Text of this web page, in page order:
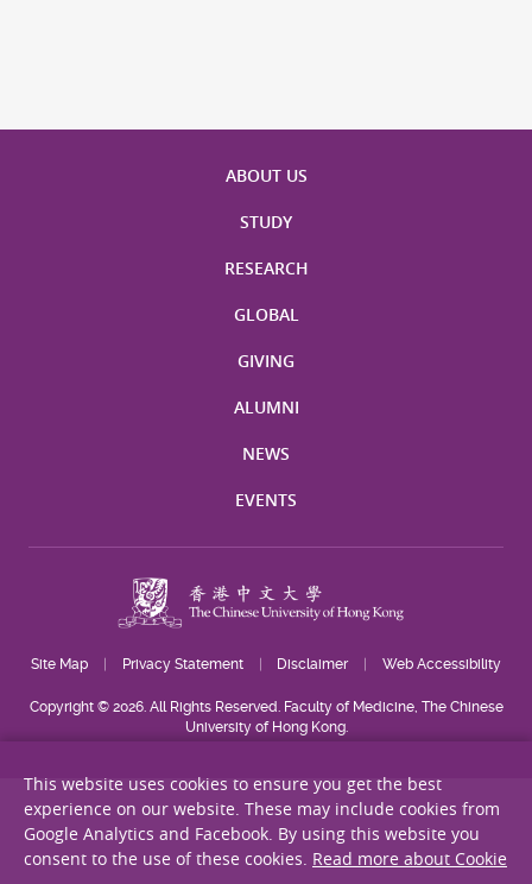
ABOUT US
STUDY
RESEARCH
GLOBAL
GIVING
ALUMNI
NEWS
EVENTS
Site Map Privacy Statement Disclaimer Web Accessibility
Copyright © 2026. All Rights Reserved. Faculty of Medicine, The Chinese
University of Hong Kong.
This website uses cookies to ensure you get the best
experience on our website. These may include cookies from
Google Analytics and Facebook. By using this website you
consent to the use of these cookies. Read more about Cookie